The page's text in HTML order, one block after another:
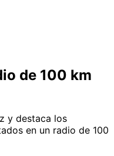
de 100 km
y destaca los
en un radio de 100